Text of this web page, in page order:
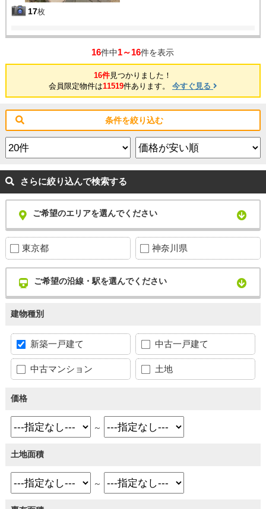
17枚
16件中1～16件を表示
16件見つかりました！
会員限定物件は11519件あります。 今すぐ見る
条件を絞り込む
さらに絞り込んで検索する
ご希望のエリアを選んでください
東京都 神奈川県
ご希望の沿線・駅を選んでください
建物種別
新築一戸建て 中古一戸建て
中古マンション 土地
価格
～
土地面積
～